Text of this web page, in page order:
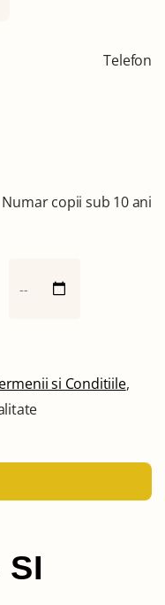
Telefon
Numar copii sub 10 ani
si Conditiile,
SI